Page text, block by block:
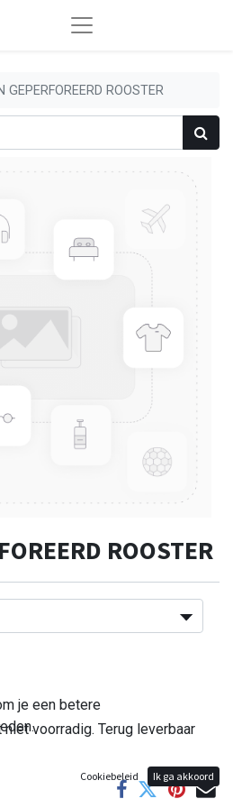
GEPERFOREERD ROOSTER
ROOSTER
voorradig. Terug leverbaar
je een betere
Cookiebeleid Ik ga akkoord